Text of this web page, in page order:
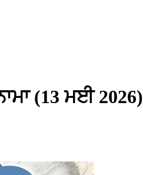
(13 ਮਈ 2026)